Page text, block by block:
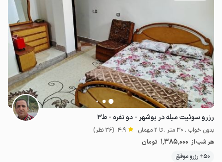
رزرو سوئیت مبله در بوشهر - دو نفره - ط۳
بدون خواب . 30 متر . تا 2 مهمان 4.9 (36 نظر)
هر شب از 1٬385٬000 تومان
50+ رزرو موفق